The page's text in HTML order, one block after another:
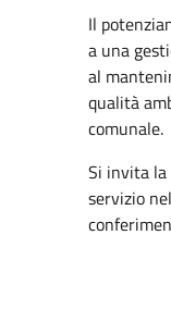
Il
a una
al
qualità
comunale.
Si invita
servizio